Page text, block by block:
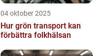
04 oktober 2025
Hur grön transport kan
förbättra folkhälsan